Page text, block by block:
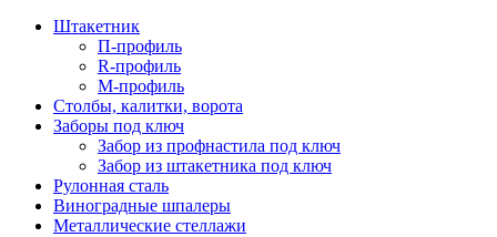
Штакетник
П-профиль
R-профиль
М-профиль
Столбы, калитки, ворота
Заборы под ключ
Забор из профнастила под ключ
Забор из штакетника под ключ
Рулонная сталь
Виноградные шпалеры
Металлические стеллажи